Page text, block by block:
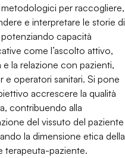
per raccogliere,
e interpretare le storie di
potenziando capacità
come l’ascolto attivo,
e la relazione con pazienti,
e operatori sanitari. Si pone
accrescere la qualità
contribuendo alla
del vissuto del paziente
la dimensione etica della
terapeuta-paziente.